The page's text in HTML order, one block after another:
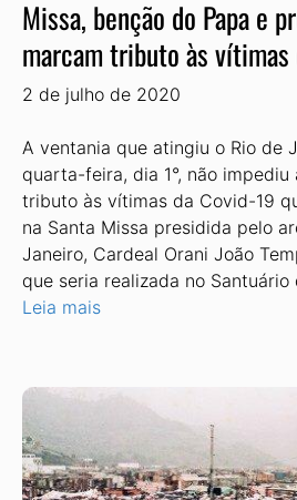
Missa, benção do Papa e
marcam tributo às vítimas
2 de julho de 2020
A ventania que atingiu o Rio de
quarta-feira, dia 1°, não impediu
tributo às vítimas da Covid-19
na Santa Missa presidida pelo
Janeiro, Cardeal Orani João
que seria realizada no
Leia mais